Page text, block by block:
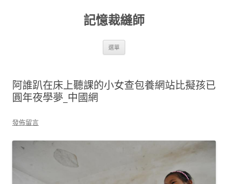
記憶裁縫師
選單
阿誰趴在床上聽課的小女查包養網站比擬孩已
圓年夜學夢_中國網
發佈留言